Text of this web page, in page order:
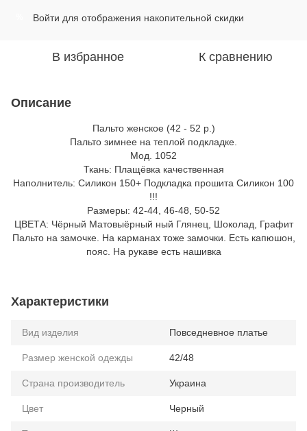
Войти для отображения накопительной скидки
В избранное К сравнению
Описание
Пальто женское (42 - 52 р.)
Пальто зимнее на теплой подкладке.
Мод. 1052
Ткань: Плащёвка качественная
Наполнитель: Силикон 150+ Подкладка прошита Силикон 100
!!!
Размеры: 42-44, 46-48, 50-52
ЦВЕТА: Чёрный Матовыёрный ный Глянец, Шоколад, Графит
Пальто на замочке. На карманах тоже замочки. Есть капюшон,
пояс. На рукаве есть нашивка
Характеристики
Вид изделия Повседневное платье
Размер женской одежды 42/48
Страна производитель Украина
Цвет Черный